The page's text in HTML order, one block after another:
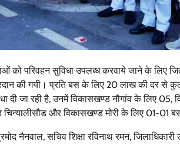
परिवहन सुविधा उपलब्ध करवाये जाने के लिए
की गयी। प्रति बस के लिए 20 लाख की दर से
दी जा रही है, उनमें विकासखण्ड नौगांव के लिए
और विकासखण्ड मोरी के लिए 01-01
नैनवाल, सचिव शिक्षा रविनाथ रमन, जिलाधिकारी
उत्तराखंड देहरादून प्रदेश
बेटे की गेमिंग लत से
आर्थिक मदद की गुहार